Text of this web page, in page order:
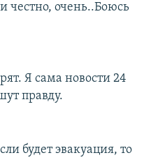
честно, очень..Боюсь
Я сама новости 24
правду.
будет эвакуация, то